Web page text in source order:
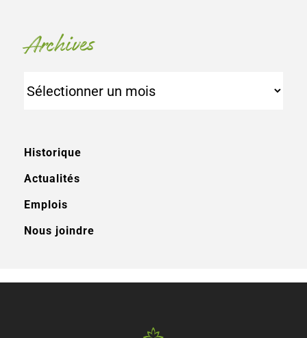
Archives
Historique
Actualités
Emplois
Nous joindre